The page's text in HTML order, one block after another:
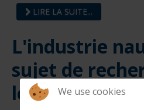
LIRE LA SUITE...
L'industrie
sujet de
les
We use cookies